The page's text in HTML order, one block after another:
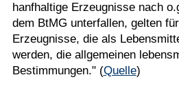
hanfhaltige Erzeugnisse nach
dem BtMG unterfallen, gelten
Erzeugnisse, die als
werden, die allgemeinen
Bestimmungen." (Quelle)